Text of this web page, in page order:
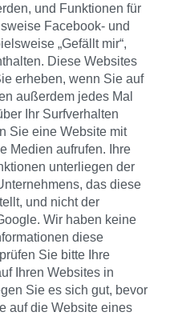
und Funktionen für
Facebook- und
„Gefällt mir“,
Diese Websites
erheben, wenn Sie auf
außerdem jedes Mal
Ihr Surfverhalten
Sie eine Website mit
Medien aufrufen. Ihre
unterliegen der
das diese
und nicht der
Wir haben keine
diese
Sie bitte Ihre
Ihren Websites in
Sie es sich gut, bevor
auf die Website eines